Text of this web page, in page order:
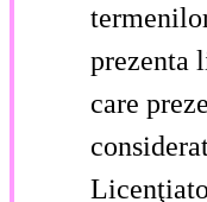
prezenta
care